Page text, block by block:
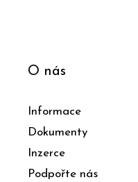
O nás
Informace
Dokumenty
Inzerce
Podpořte nás